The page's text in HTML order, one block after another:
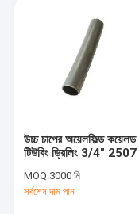
উচ্চ চাপের অয়েলফিল্ড কয়েলড
টিউবিং ড্রিলিং 3/4" 2507
MOQ:3000 মি
সর্বশেষ দাম পান